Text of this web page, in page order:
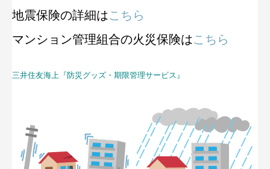
地震保険の詳細はこちら
マンション管理組合の火災保険はこちら
三井住友海上『防災グッズ・期限管理サービス』